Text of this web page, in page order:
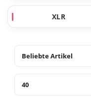
XLR